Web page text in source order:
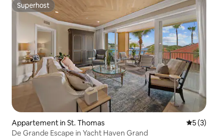
Superhost
Superhost
Appartement in St. Thomas
5 (3)
De Grande Escape in Yacht Haven Grand